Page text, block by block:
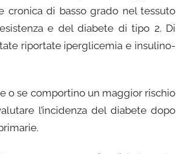
cronica di basso grado nel tessuto
e del diabete di tipo 2. Di
riportate iperglicemia e insulino-
o se comportino un maggior rischio
l’incidenza del diabete dopo